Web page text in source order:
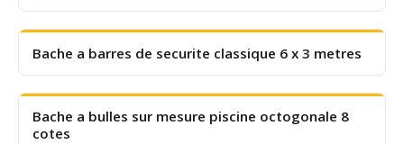
Bache a barres de securite classique 6 x 3 metres
Bache a bulles sur mesure piscine octogonale 8
cotes